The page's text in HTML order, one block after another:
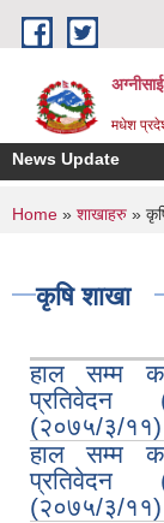
Skip to main content
मधेश
News Update
You are
Home » शाखाहरु »
कृषि शाखा
हाल सम्म
(२०७५/३/११)
हाल सम्म
(२०७५/३/११)